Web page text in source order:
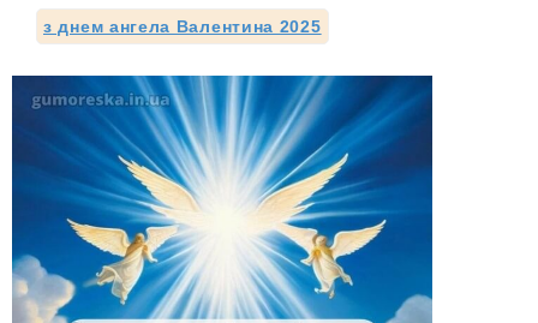
з днем ангела Валентина 2025